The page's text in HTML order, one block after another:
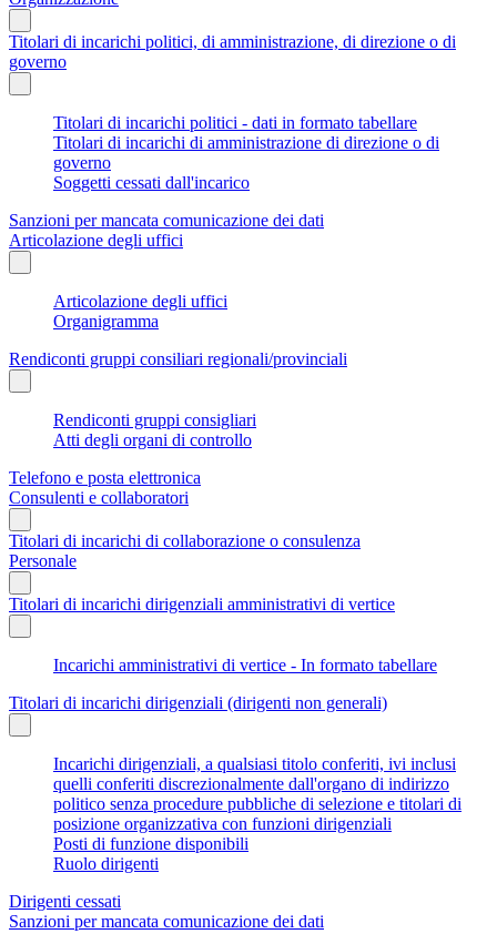
Titolari di incarichi politici, di amministrazione, di direzione o di
governo
Titolari di incarichi politici - dati in formato tabellare
Titolari di incarichi di amministrazione di direzione o di
governo
Soggetti cessati dall'incarico
Sanzioni per mancata comunicazione dei dati
Articolazione degli uffici
Articolazione degli uffici
Organigramma
Rendiconti gruppi consiliari regionali/provinciali
Rendiconti gruppi consigliari
Atti degli organi di controllo
Telefono e posta elettronica
Consulenti e collaboratori
Titolari di incarichi di collaborazione o consulenza
Personale
Titolari di incarichi dirigenziali amministrativi di vertice
Incarichi amministrativi di vertice - In formato tabellare
Titolari di incarichi dirigenziali (dirigenti non generali)
Incarichi dirigenziali, a qualsiasi titolo conferiti, ivi inclusi
quelli conferiti discrezionalmente dall'organo di indirizzo
politico senza procedure pubbliche di selezione e titolari di
posizione organizzativa con funzioni dirigenziali
Posti di funzione disponibili
Ruolo dirigenti
Dirigenti cessati
Sanzioni per mancata comunicazione dei dati